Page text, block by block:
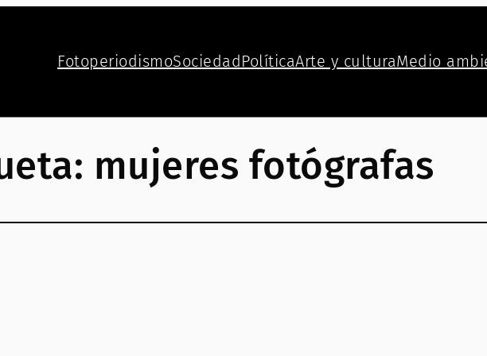
FotoperiodismoSociedadPolíticaArte y culturaMedio
mujeres fotógrafas